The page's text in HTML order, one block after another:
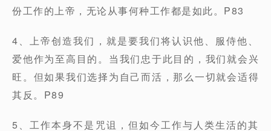
份工作的上帝，无论从事何种工作都是如此。P83
4、上帝创造我们，就是要我们将认识他、服侍他、
爱他作为至高目的。当我们忠于此目的，我们就会兴
旺。但如果我们选择为自己而活，那么一切就会适得
其反。P89
5、工作本身不是咒诅，但如今工作与人类生活的其